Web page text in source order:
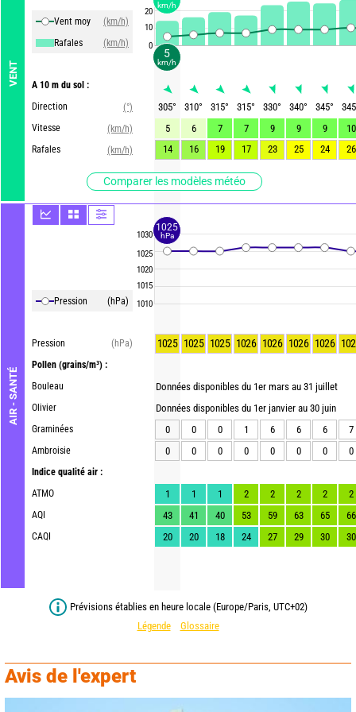
VENT
Vent moy
(km/h)
Rafales
(km/h)
A 10 m du sol :
Direction
(°)
Vitesse
(km/h)
Rafales
(km/h)
Comparer les modèles météo
AIR - SANTÉ
Pression (hPa)
Pression
(hPa)
Pollen (grains/m³) :
Bouleau
Olivier
Graminées
Ambroisie
Indice qualité air :
ATMO
AQI
CAQI
20
10
0
1030
1025
1020
1015
1010
305° 310° 315° 315° 330° 340° 345°
345
5
6 7 7 9 9 9
10
14
16 19 17 23 25 24 26
1025 1025 1025 1026 1026 1026 1026
Données disponibles du 1er mars au 31 juillet
Données disponibles du 1er janvier au 30 juin
0
0 0 1 6 6 6
7
0
0 0 0 0 0 0 0
1 1 1 2 2 2 2
2
43
41 40 53 59 63 65
66
20
20 18 24 27 29 30 30
Prévisions établies en heure locale (Europe/Paris, UTC+02)
Légende
Glossaire
Avis de l'expert
5
km/h
km/h
1025
hPa